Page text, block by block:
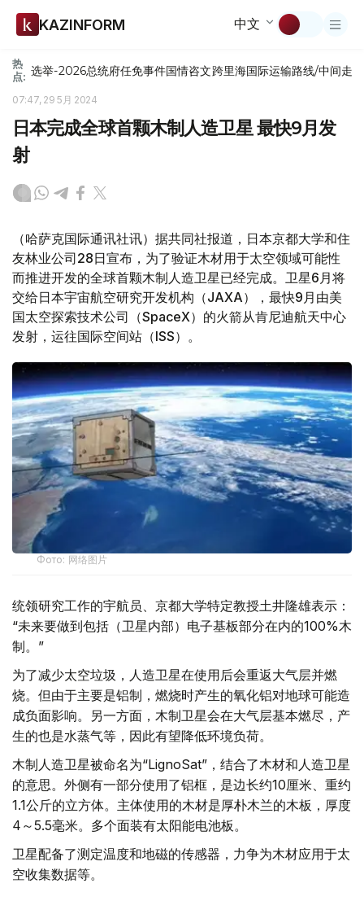
KAZINFORM 中文
热
点: 选举-2026总统府任免事件国情咨文跨里海国际运输路线/中间走廊
07:47, 29 5月 2024
日本完成全球首颗木制人造卫星 最快9月发
射
（哈萨克国际通讯社讯）据共同社报道，日本京都大学和住
友林业公司28日宣布，为了验证木材用于太空领域可能性
而推进开发的全球首颗木制人造卫星已经完成。卫星6月将
交给日本宇宙航空研究开发机构（JAXA），最快9月由美
国太空探索技术公司（SpaceX）的火箭从肯尼迪航天中心
发射，运往国际空间站（ISS）。
Фото: 网络图片
统领研究工作的宇航员、京都大学特定教授土井隆雄表示：
“未来要做到包括（卫星内部）电子基板部分在内的100%木
制。”
为了减少太空垃圾，人造卫星在使用后会重返大气层并燃
烧。但由于主要是铝制，燃烧时产生的氧化铝对地球可能造
成负面影响。另一方面，木制卫星会在大气层基本燃尽，产
生的也是水蒸气等，因此有望降低环境负荷。
木制人造卫星被命名为“LignoSat”，结合了木材和人造卫星
的意思。外侧有一部分使用了铝框，是边长约10厘米、重约
1.1公斤的立方体。主体使用的木材是厚朴木兰的木板，厚度
4～5.5毫米。多个面装有太阳能电池板。
卫星配备了测定温度和地磁的传感器，力争为木材应用于太
空收集数据等。